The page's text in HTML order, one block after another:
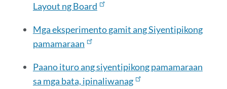
Layout ng Board
Mga eksperimento gamit ang Siyentipikong
pamamaraan
Paano ituro ang siyentipikong pamamaraan
sa mga bata, ipinaliwanag